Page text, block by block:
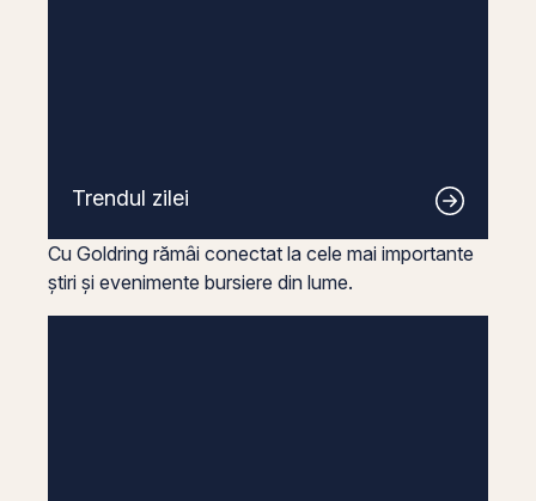
Trendul zilei
Cu Goldring rămâi conectat la cele mai importante
știri și evenimente bursiere din lume.